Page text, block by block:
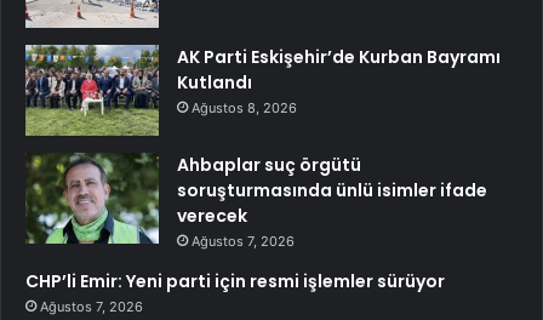
AK Parti Eskişehir’de Kurban Bayramı
Kutlandı
Ağustos 8, 2026
Ahbaplar suç örgütü
soruşturmasında ünlü isimler ifade
verecek
Ağustos 7, 2026
CHP’li Emir: Yeni parti için resmi işlemler sürüyor
Ağustos 7, 2026